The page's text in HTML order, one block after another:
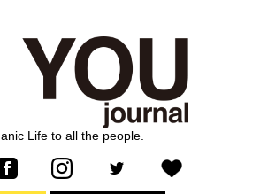
Life to all the people.